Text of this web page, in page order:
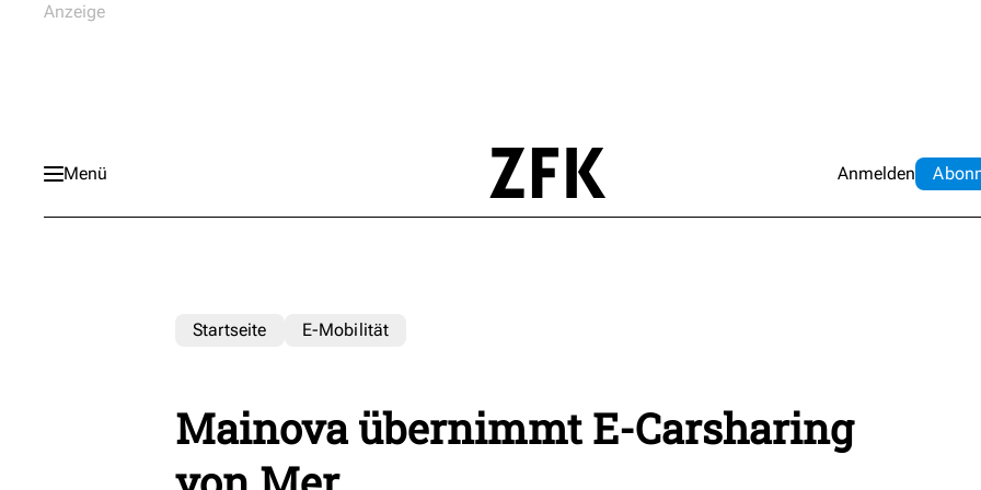
Menü Anmelden Abo
Startseite E-Mobilität
Mainova übernimmt E-Carsharing